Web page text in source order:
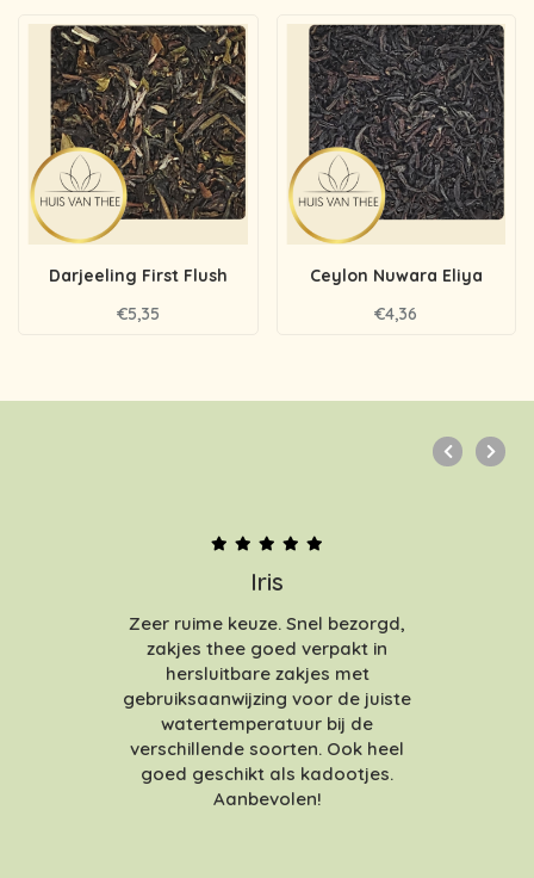
Darjeeling First Flush
€5,35
Ceylon Nuwara Eliya
€4,36
Iris
Zeer ruime keuze. Snel bezorgd,
zakjes thee goed verpakt in
hersluitbare zakjes met
gebruiksaanwijzing voor de juiste
watertemperatuur bij de
verschillende soorten. Ook heel
goed geschikt als kadootjes.
Aanbevolen!